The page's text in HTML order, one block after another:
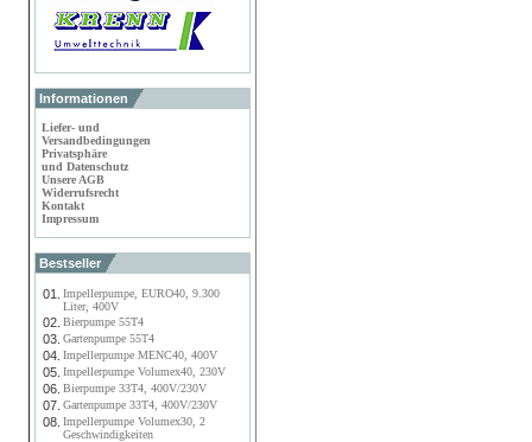
Informationen
Liefer- und
Versandbedingungen
Privatsphäre
und Datenschutz
Unsere AGB
Widerrufsrecht
Kontakt
Impressum
Bestseller
01.
Impellerpumpe, EURO40, 9.300
Liter, 400V
02. Bierpumpe 55T4
03. Gartenpumpe 55T4
04. Impellerpumpe MENC40, 400V
05. Impellerpumpe Volumex40, 230V
06. Bierpumpe 33T4, 400V/230V
07. Gartenpumpe 33T4, 400V/230V
08. Impellerpumpe Volumex30, 2
Geschwindigkeiten